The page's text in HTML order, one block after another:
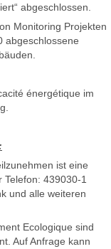
abgeschlossen.
Monitoring Projekten
abgeschlossene
énergétique im
ist eine
Telefon: 439030-1
und alle weiteren
Ecologique sind
Auf Anfrage kann